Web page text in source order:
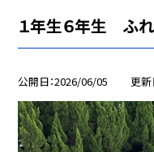
１年生６年生 ふ
公開日 2026/06/05 更新